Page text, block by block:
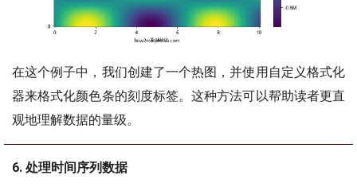
在这个例子中，我们创建了一个热图，并使用自定义格式化
器来格式化颜色条的刻度标签。这种方法可以帮助读者更直
观地理解数据的量级。
6. 处理时间序列数据